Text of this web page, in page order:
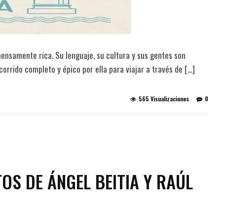
rica. Su lenguaje, su cultura y sus gentes son
completo y épico por ella para viajar a través de […]
0
565 Visualizaciones
DE ÁNGEL BEITIA Y RAÚL